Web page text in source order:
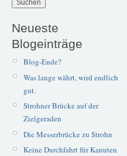
Neueste
Blogeinträge
Blog-Ende?
Was lange währt, wird endlich
gut.
Strohner Brücke auf der
Zielgeraden
Die Messerbrücke zu Strohn
Keine Durchfahrt für Kanuten